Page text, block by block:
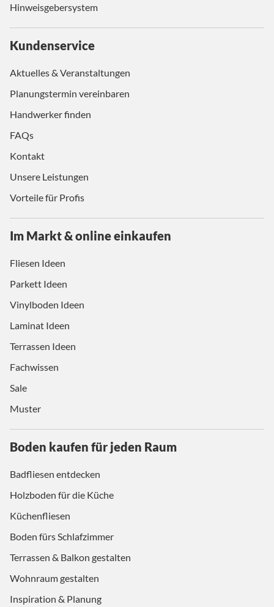
Hinweisgebersystem
Kundenservice
Aktuelles & Veranstaltungen
Planungstermin vereinbaren
Handwerker finden
FAQs
Kontakt
Unsere Leistungen
Vorteile für Profis
Im Markt & online einkaufen
Fliesen Ideen
Parkett Ideen
Vinylboden Ideen
Laminat Ideen
Terrassen Ideen
Fachwissen
Sale
Muster
Boden kaufen für jeden Raum
Badfliesen entdecken
Holzboden für die Küche
Küchenfliesen
Boden fürs Schlafzimmer
Terrassen & Balkon gestalten
Wohnraum gestalten
Inspiration & Planung